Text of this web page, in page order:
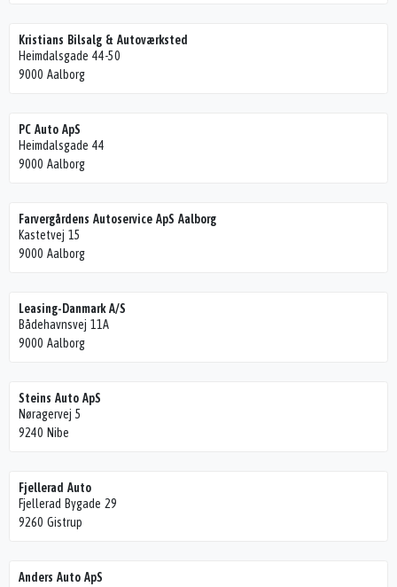
Kristians Bilsalg & Autoværksted
Heimdalsgade 44-50
9000 Aalborg
PC Auto ApS
Heimdalsgade 44
9000 Aalborg
Farvergårdens Autoservice ApS Aalborg
Kastetvej 15
9000 Aalborg
Leasing-Danmark A/S
Bådehavnsvej 11A
9000 Aalborg
Steins Auto ApS
Nøragervej 5
9240 Nibe
Fjellerad Auto
Fjellerad Bygade 29
9260 Gistrup
Anders Auto ApS